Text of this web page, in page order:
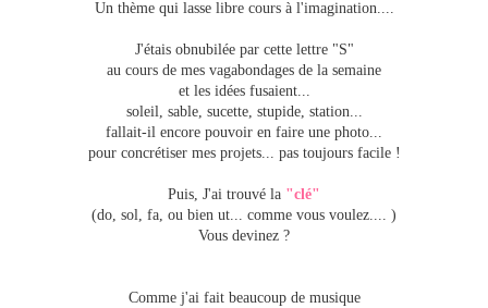
Un thème qui lasse libre cours à l'imagination....
J'étais obnubilée par cette lettre "S"
au cours de mes vagabondages de la semaine
et les idées fusaient...
soleil, sable, sucette, stupide, station...
fallait-il encore pouvoir en faire une photo...
pour concrétiser mes projets... pas toujours facile !
Puis, J'ai trouvé la "clé"
(do, sol, fa, ou bien ut... comme vous voulez.... )
Vous devinez ?
Comme j'ai fait beaucoup de musique